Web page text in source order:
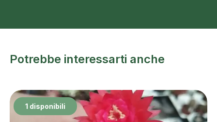
Potrebbe interessarti anche
1 disponibili